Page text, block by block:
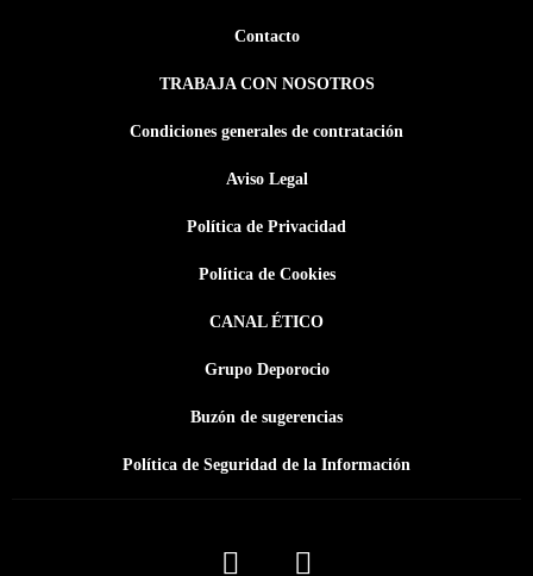
Contacto
TRABAJA CON NOSOTROS
Condiciones generales de contratación
Aviso Legal
Política de Privacidad
Política de Cookies
CANAL ÉTICO
Grupo Deporocio
Buzón de sugerencias
Política de Seguridad de la Información